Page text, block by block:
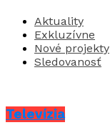
Aktuality
Exkluzívne
Nové projekty
Sledovanosť
Televízia